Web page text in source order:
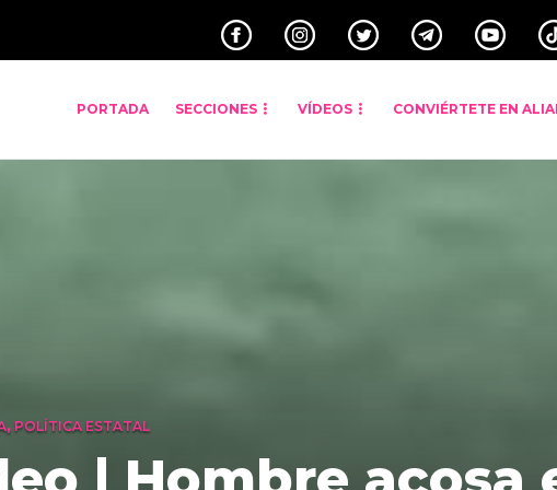
PORTADA SECCIONES VÍDEOS CONVIÉRTETE EN
, POLÍTICA ESTATAL